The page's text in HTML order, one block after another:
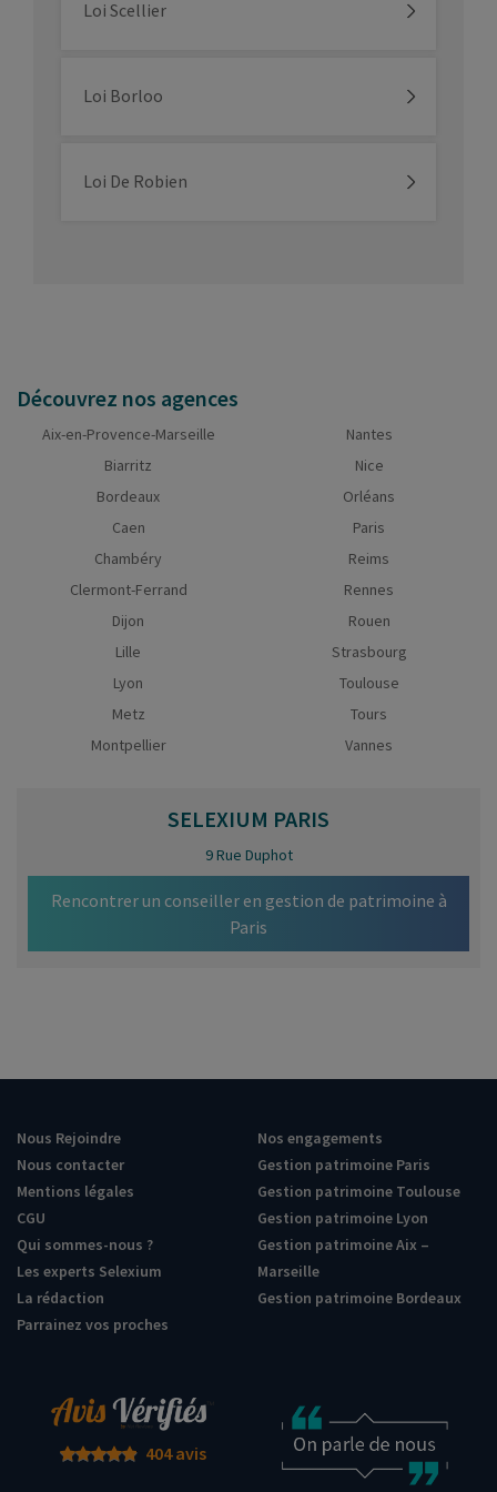
Loi Scellier
Loi Borloo
Loi De Robien
Découvrez nos agences
Aix-en-Provence-Marseille
Biarritz
Bordeaux
Caen
Chambéry
Clermont-Ferrand
Dijon
Lille
Lyon
Metz
Montpellier
Nantes
Nice
Orléans
Paris
Reims
Rennes
Rouen
Strasbourg
Toulouse
Tours
Vannes
SELEXIUM PARIS
9 Rue Duphot
Rencontrer un conseiller en gestion de patrimoine à
Paris
Nous Rejoindre
Nous contacter
Mentions légales
CGU
Qui sommes-nous ?
Les experts Selexium
La rédaction
Parrainez vos proches
Nos engagements
Gestion patrimoine Paris
Gestion patrimoine Toulouse
Gestion patrimoine Lyon
Gestion patrimoine Aix –
Marseille
Gestion patrimoine Bordeaux
404 avis